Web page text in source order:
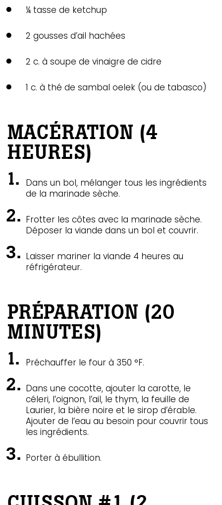
¼ tasse de ketchup
2 gousses d’ail hachées
2 c. à soupe de vinaigre de cidre
1 c. à thé de sambal oelek (ou de tabasco)
MACÉRATION (4
HEURES)
Dans un bol, mélanger tous les ingrédients
de la marinade sèche.
Frotter les côtes avec la marinade sèche.
Déposer la viande dans un bol et couvrir.
Laisser mariner la viande 4 heures au
réfrigérateur.
PRÉPARATION (20
MINUTES)
Préchauffer le four à 350 °F.
Dans une cocotte, ajouter la carotte, le
céleri, l’oignon, l’ail, le thym, la feuille de
Laurier, la bière noire et le sirop d’érable.
Ajouter de l’eau au besoin pour couvrir tous
les ingrédients.
Porter à ébullition.